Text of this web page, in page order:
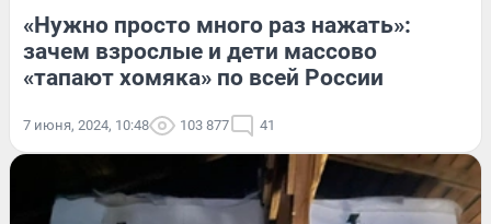
«Нужно просто много раз нажать»:
зачем взрослые и дети массово
«тапают хомяка» по всей России
7 июня, 2024, 10:48 103 877 41